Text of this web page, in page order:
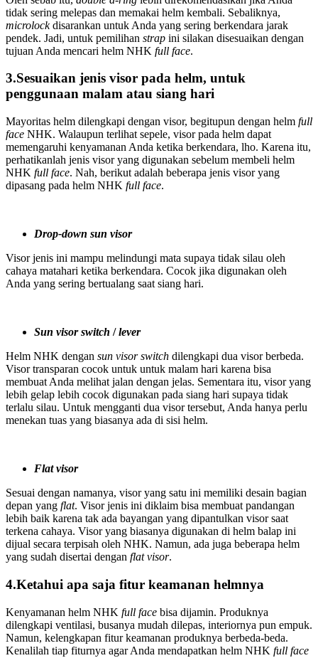
tidak sering melepas dan memakai helm kembali. Sebaliknya,
microlockdisarankan untuk Anda yang sering berkendara jarak
pendek. Jadi, untuk pemilihan strap ini silakan disesuaikan dengan
tujuan Anda mencari helm NHK full face.
3.Sesuaikan jenis visor pada helm, untuk
penggunaan malam atau siang hari
Mayoritas helm dilengkapi dengan visor, begitupun dengan helm full
face NHK. Walaupun terlihat sepele, visor pada helm dapat
memengaruhi kenyamanan Anda ketika berkendara, lho. Karena itu,
perhatikanlah jenis visor yang digunakan sebelum membeli helm
NHK full face. Nah, berikut adalah beberapa jenis visor yang
dipasang pada helm NHK full face.
Drop-down sun visor
Visor jenis ini mampu melindungi mata supaya tidak silau oleh
cahaya matahari ketika berkendara. Cocok jika digunakan oleh
Anda yang sering bertualang saat siang hari.
Sun visor switch /lever
Helm NHK dengan sun visor switch dilengkapi dua visor berbeda.
Visor transparan cocok untuk untuk malam hari karena bisa
membuat Anda melihat jalan dengan jelas. Sementara itu, visor yang
lebih gelap lebih cocok digunakan pada siang hari supaya tidak
terlalu silau. Untuk mengganti dua visor tersebut, Anda hanya perlu
menekan tuas yang biasanya ada di sisi helm.
Flat visor
Sesuai dengan namanya, visor yang satu ini memiliki desain bagian
depan yang flat. Visor jenis ini diklaim bisa membuat pandangan
lebih baik karena tak ada bayangan yang dipantulkan visor saat
terkena cahaya. Visor yang biasanya digunakan di helm balap ini
dijual secara terpisah oleh NHK. Namun, ada juga beberapa helm
yang sudah disertai dengan flat visor.
4.Ketahui apa saja fitur keamanan helmnya
Kenyamanan helm NHK full face bisa dijamin. Produknya
dilengkapi ventilasi, busanya mudah dilepas, interiornya pun empuk.
Namun, kelengkapan fitur keamanan produknya berbeda-beda.
Kenalilah tiap fiturnya agar Anda mendapatkan helm NHK full face